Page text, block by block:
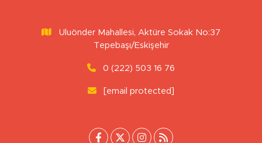
Uluönder Mahallesi, Aktüre Sokak No:37
Tepebaşı/Eskişehir
0 (222) 503 16 76
[email protected]